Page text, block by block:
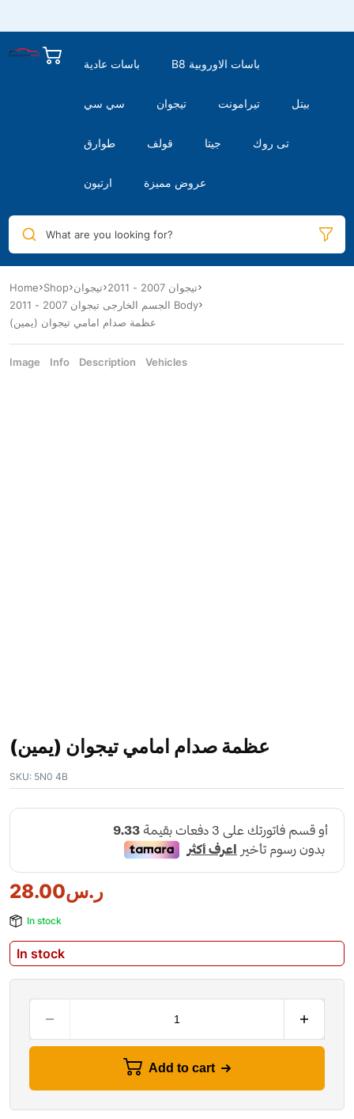
باسات عادية B8 باسات الاوروبية
سي سي تيجوان تيرامونت بيتل
طوارق قولف جيتا تى روك
ارتيون عروض مميزة
What are you looking for?
Home Shop تيجوان
تيجوان 2007 - 2011
الجسم الخارجى تيجوان 2007 - 2011 Body
عظمة صدام امامي تيجوان (يمين)
Image Info Description Vehicles
عظمة صدام امامي تيجوان (يمين)
SKU: 5N0 4B
ر.س28.00
In stock
In stock
Add to cart